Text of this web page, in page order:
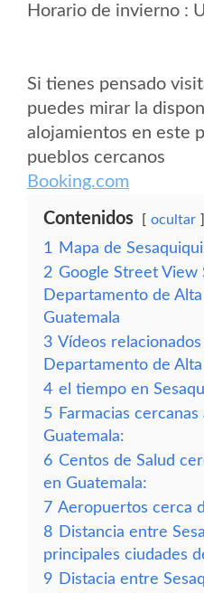
Horario de invierno :
Si tienes pensado
puedes mirar la
alojamientos en este
pueblos cercanos
Booking.com
Contenidos ocultar
1
Mapa de
2 Google Street View
Departamento de
Guatemala
3 Vídeos
Departamento de Alta
4 el tiempo en
5 Farmacias
Guatemala:
6 Centos de Salud
en Guatemala:
7 Aeropuertos cerca
8 Distancia entre
principales ciudades
9 Distacia entre